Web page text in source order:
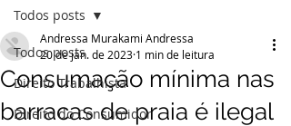
Todos posts
Direito Trabalhista
Direito do Consumidor
Todos posts
Consumação mínima nas
barracas de praia é ilegal
Andressa Murakami Andressa
20 de jan. de 2023 1 min de leitura